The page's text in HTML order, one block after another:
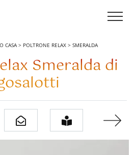
CASA> POLTRONE RELAX > SMERALDA
Smeralda di